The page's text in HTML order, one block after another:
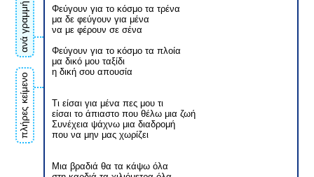
ανά γραμμή
πλήρες κείμενο
Φεύγουν για το κόσμο τα τρένα
μα δε φεύγουν για μένα
να με φέρουν σε σένα
Φεύγουν για το κόσμο τα πλοία
μα δικό μου ταξίδι
η δική σου απουσία
Τι είσαι για μένα πες μου τι
είσαι το άπιαστο που θέλω μια ζωή
Συνέχεια ψάχνω μια διαδρομή
που να μην μας χωρίζει
Μια βραδιά θα τα κάψω όλα